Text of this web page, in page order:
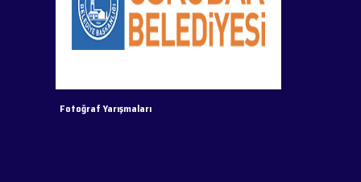
Fotoğraf Yarışmaları